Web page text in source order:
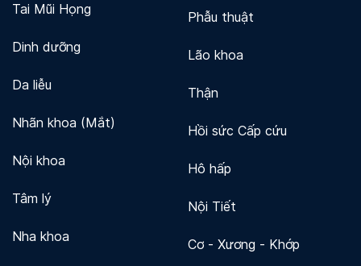
Tai Mũi Họng
Dinh dưỡng
Da liễu
Nhãn khoa (Mắt)
Nội khoa
Tâm lý
Nha khoa
Phẫu thuật
Lão khoa
Thận
Hồi sức Cấp cứu
Hô hấp
Nội Tiết
Cơ - Xương - Khớp